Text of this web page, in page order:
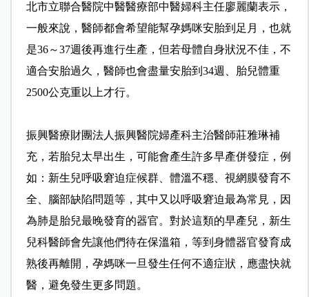
北市立聯合醫院中醫醫療部中醫婦科主任廖麗蘭表示，
一般來說，醫師都會希望能幫孕媽咪安胎到足月，也就
是36～37週後再進行生產，但若母體自身狀況不佳，不
適合安胎過久，醫師也會盡量安胎到34週、胎兒體重
2500公克重以上才行。
振興醫療財團法人振興醫院婦產科主治醫師莊雅琳補
充，若胎兒太早出生，可能會產生許多早產併發症，例
如：新生兒呼吸窘迫症候群、體溫不穩、視網膜發育不
全、腦部缺陷問題等，其中又以呼吸窘迫最為常見，因
為肺是胎兒最晚發育的器官。對於這類的早產兒，新生
兒科醫師會先讓他們待在保溫箱，等到身體器官發育成
熟後再離開，孕媽咪一旦發生任何不適症狀，應盡快就
醫，避免發生更多問題。